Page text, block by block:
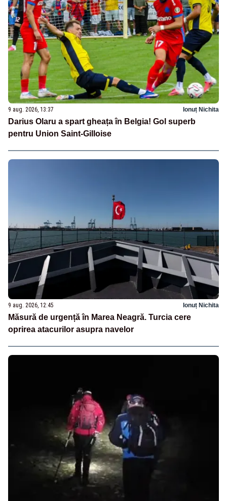
9 aug. 2026, 13:37 Ionuț Nichita
Darius Olaru a spart gheața în Belgia! Gol superb
pentru Union Saint-Gilloise
9 aug. 2026, 12:45 Ionuț Nichita
Măsură de urgență în Marea Neagră. Turcia cere
oprirea atacurilor asupra navelor